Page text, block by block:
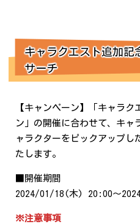
キャラクエスト追加記
サーチ
【キャンペーン】「キャラ
ン」の開催に合わせて、キャ
ャラクターをピックアップし
たします。
■開催期間
2024/01/18(木) 20:00～
※注意事項